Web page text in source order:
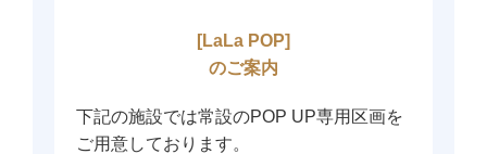
[LaLa POP]
のご案内
下記の施設では常設のPOP UP専用区画を
ご用意しております。